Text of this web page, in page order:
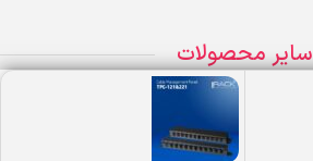
سایر محصولات